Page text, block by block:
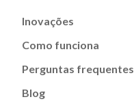
Inovações
Como funciona
Perguntas frequentes
Blog